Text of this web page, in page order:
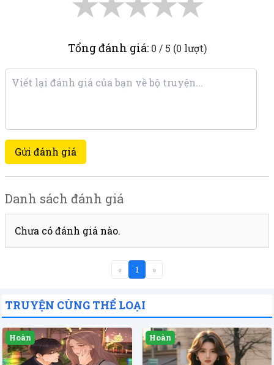
Tổng đánh giá: 0 / 5 (0 lượt)
Gửi đánh giá
Danh sách đánh giá
Chưa có đánh giá nào.
« 1 »
TRUYỆN CÙNG THỂ LOẠI